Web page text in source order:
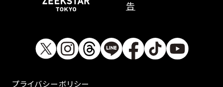
告
プライバシーボリシー